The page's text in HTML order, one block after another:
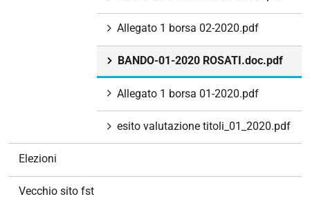
Allegato 1 borsa 02-2020.pdf
BANDO-01-2020 ROSATI.doc.pdf
Allegato 1 borsa 01-2020.pdf
esito valutazione titoli_01_2020.pdf
Elezioni
Vecchio sito fst